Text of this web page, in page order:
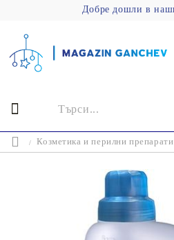
Добре дошли в
Козметика и перилни препарати